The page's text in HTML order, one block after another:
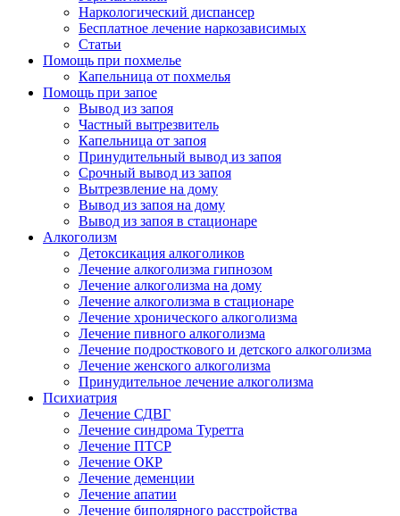
Наркологический диспансер
Бесплатное лечение наркозависимых
Статьи
Помощь при похмелье
Капельница от похмелья
Помощь при запое
Вывод из запоя
Частный вытрезвитель
Капельница от запоя
Принудительный вывод из запоя
Срочный вывод из запоя
Вытрезвление на дому
Вывод из запоя на дому
Вывод из запоя в стационаре
Алкоголизм
Детоксикация алкоголиков
Лечение алкоголизма гипнозом
Лечение алкоголизма на дому
Лечение алкоголизма в стационаре
Лечение хронического алкоголизма
Лечение пивного алкоголизма
Лечение подросткового и детского алкоголизма
Лечение женского алкоголизма
Принудительное лечение алкоголизма
Психиатрия
Лечение СДВГ
Лечение синдрома Туретта
Лечение ПТСР
Лечение ОКР
Лечение деменции
Лечение апатии
Лечение биполярного расстройства